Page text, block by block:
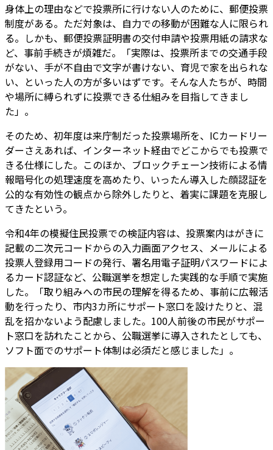
身体上の理由などで投票所に行けない人のために、郵便投票
制度がある。ただ対象は、自力での移動が困難な人に限られ
る。しかも、郵便投票証明書の交付申請や投票用紙の請求な
ど、事前手続きが煩雑だ。「実際は、投票所までの交通手段
がない、手が不自由で文字が書けない、育児で家を出られな
い、といった人の方が多いはずです。そんな人たちが、時間
や場所に縛られずに投票できる仕組みを目指してきまし
た」。
そのため、初年度は来庁制だった投票場所を、ICカードリー
ダーさえあれば、インターネット経由でどこからでも投票で
きる仕様にした。このほか、ブロックチェーン技術による情
報暗号化の処理速度を高めたり、いったん導入した顔認証を
公的な有効性の観点から除外したりと、着実に課題を克服し
てきたという。
令和4年の模擬住民投票での検証内容は、投票案内はがきに
記載の二次元コードからの入力画面アクセス、メールによる
投票人登録用コードの発行、署名用電子証明パスワードによ
るカード認証など、公職選挙を想定した実践的な手順で実施
した。「取り組みへの市民の理解を得るため、事前に広報活
動を行ったり、市内3カ所にサポート窓口を設けたりと、混
乱を招かないよう配慮しました。100人前後の市民がサポー
ト窓口を訪れたことから、公職選挙に導入されたとしても、
ソフト面でのサポート体制は必須だと感じました」。